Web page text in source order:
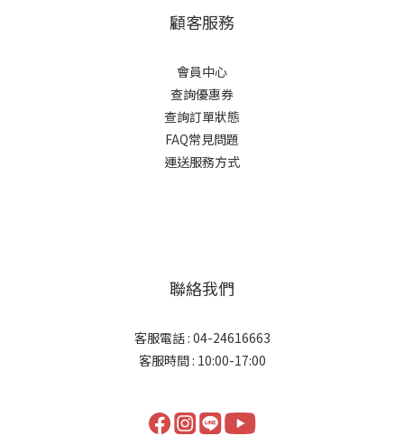
顧客服務
會員中心
查詢優惠券
查詢訂單狀態
FAQ常見問題
運送服務方式
聯絡我們
客服電話 : 04-24616663
客服時間 : 10:00-17:00